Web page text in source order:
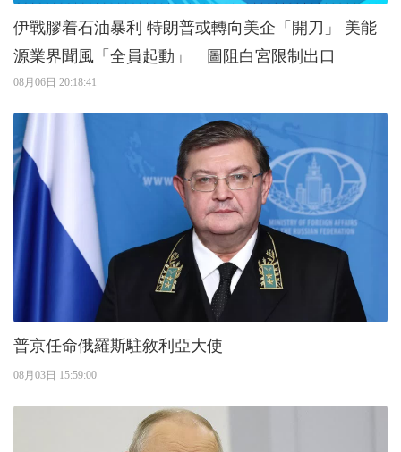
伊戰膠着石油暴利 特朗普或轉向美企「開刀」 美能
源業界聞風「全員起動」 圖阻白宮限制出口
08月06日 20:18:41
普京任命俄羅斯駐敘利亞大使
08月03日 15:59:00